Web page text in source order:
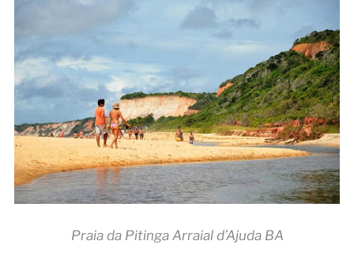
Praia da Pitinga Arraial d’Ajuda BA